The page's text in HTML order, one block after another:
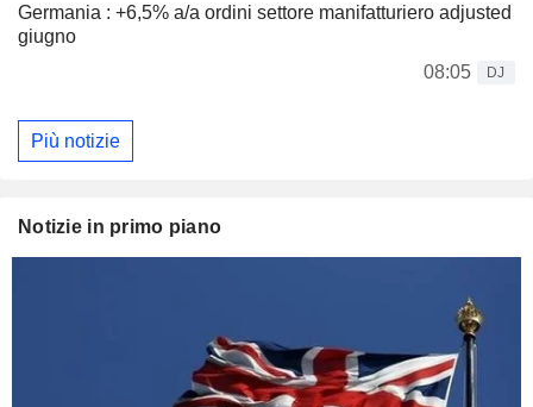
Germania : +6,5% a/a ordini settore manifatturiero adjusted
giugno
08:05
DJ
Più notizie
Notizie in primo piano